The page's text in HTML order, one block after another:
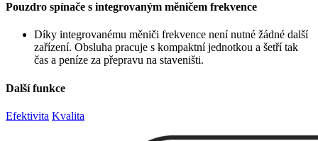
Pouzdro spínače s integrovaným měničem frekvence
Díky integrovanému měniči frekvence není nutné žádné další
zařízení. Obsluha pracuje s kompaktní jednotkou a šetří tak
čas a peníze za přepravu na staveništi.
Další funkce
Efektivita Kvalita